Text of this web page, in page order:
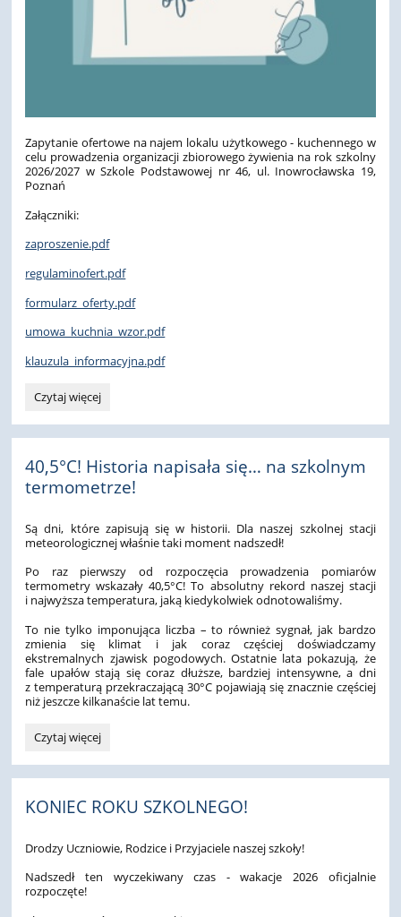
Zapytanie ofertowe na najem lokalu użytkowego - kuchennego w
celu prowadzenia organizacji zbiorowego żywienia na rok szkolny
2026/2027 w Szkole Podstawowej nr 46, ul. Inowrocławska 19,
Poznań
Załączniki:
zaproszenie.pdf
regulaminofert.pdf
formularz_oferty.pdf
umowa_kuchnia_wzor.pdf
klauzula_informacyjna.pdf
Zapytanie
Czytaj więcej
40,5°C! Historia napisała się… na szkolnym
termometrze!
Są dni, które zapisują się w historii. Dla naszej szkolnej stacji
meteorologicznej właśnie taki moment nadszedł!
Po raz pierwszy od rozpoczęcia prowadzenia pomiarów
termometry wskazały 40,5°C! To absolutny rekord naszej stacji
i najwyższa temperatura, jaką kiedykolwiek odnotowaliśmy.
To nie tylko imponująca liczba – to również sygnał, jak bardzo
zmienia się klimat i jak coraz częściej doświadczamy
ekstremalnych zjawisk pogodowych. Ostatnie lata pokazują, że
fale upałów stają się coraz dłuższe, bardziej intensywne, a dni
z temperaturą przekraczającą 30°C pojawiają się znacznie częściej
niż jeszcze kilkanaście lat temu.
40,5°C!
napisała
na
szkolnym
Czytaj więcej
KONIEC ROKU SZKOLNEGO!
Drodzy Uczniowie, Rodzice i Przyjaciele naszej szkoły!
Nadszedł ten wyczekiwany czas - wakacje 2026 oficjalnie
rozpoczęte!